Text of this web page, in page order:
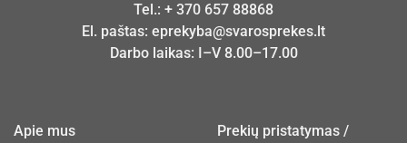
Tel.: + 370 657 88868
El. paštas: eprekyba@svarosprekes.lt
Darbo laikas: I–V 8.00–17.00
Apie mus
Prekių pristatymas /